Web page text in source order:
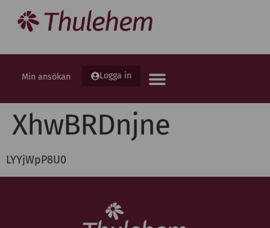
Min ansökan Logga in
XhwBRDnjne
LYYjWpP8U0